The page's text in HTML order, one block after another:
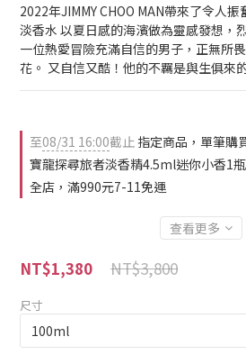
2022年JIMMY CHOO MAN帶來了令人
淡香水 以夏日感的海濱做為靈感發想，
一位熱愛冒險充滿自信的男子，正無所
花。 又自信又酷！他的不羈是與生俱來
至08/31 16:00截止 指定商品，單筆購
寶龍探尋旅者淡香精4.5ml迷你小香1瓶
全店，滿990元7-11免運
查看更多
NT$3,800
NT$1,380
尺寸